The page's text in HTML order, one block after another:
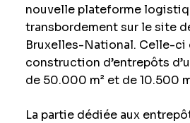
nouvelle plateforme
transbordement sur le site
Bruxelles-National. Celle-ci
construction d’entrepôts
de 50.000 m² et de 10.500
La partie dédiée aux